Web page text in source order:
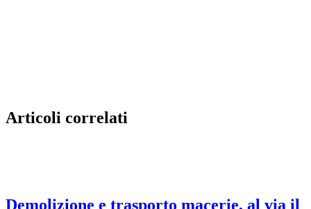
Articoli correlati
Demolizione e trasporto macerie, al via il